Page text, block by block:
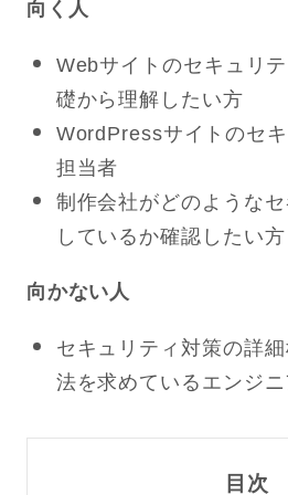
向く人
Webサイトのセキュリ
礎から理解したい方
WordPressサイトのセ
担当者
制作会社がどのような
しているか確認したい方
向かない人
セキュリティ対策の詳
法を求めているエンジ
目次